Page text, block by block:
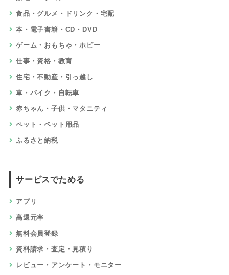
食品・グルメ・ドリンク・宅配
本・電子書籍・CD・DVD
ゲーム・おもちゃ・ホビー
仕事・資格・教育
住宅・不動産・引っ越し
車・バイク・自転車
赤ちゃん・子供・マタニティ
ペット・ペット用品
ふるさと納税
サービスでためる
アプリ
高還元率
無料会員登録
資料請求・査定・見積り
レビュー・アンケート・モニター